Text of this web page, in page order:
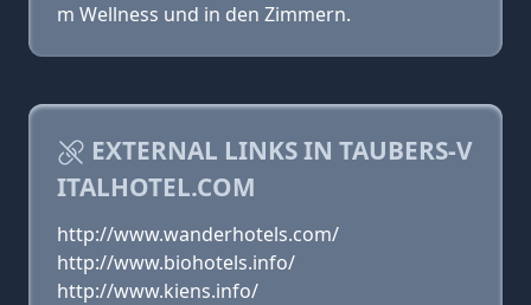
m Wellness und in den Zimmern.
EXTERNAL LINKS IN TAUBERS-V
ITALHOTEL.COM
http://www.wanderhotels.com/
http://www.biohotels.info/
http://www.kiens.info/